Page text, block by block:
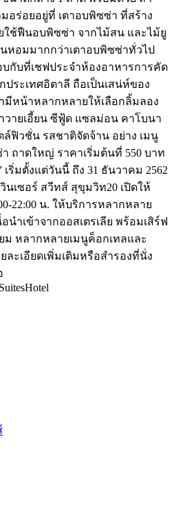
อร่อยอยู่ที่ เตาอบพิซซ่า ที่สร้าง
ใช้ฟืนอบพิซซ่า จากไม้สน และไม้ยู
อมมากกว่าเตาอบพิซซ่าทั่วไป
กับที่เชฟประจำห้องอาหารการคัด
ระเทศอิตาลี ถือเป็นเสน่ห์ของ
หน้าหลากหลายให้เลือกลิ้มลอง
วายเอี้ยน ซีฟู้ด แซลม่อน คาโบนา
ฟิวชั่น รสชาติจัดจ้าน อย่าง เมนู
ถาดใหญ่ ราคาเริ่มต้นที่ 550 บาท
ริ่มตั้งแต่วันนี้ ถึง 31 ธันวาคม 2562
เซอร์ สวีทส์ สุขุมวิท20 เปิดให้
22:00 น. ให้บริการหลากหลาย
นำเข้าจากออสเตรเลีย พร้อมเสิร์ฟ
หลากหลายเมนูค็อกเทลและ
ะเอียดเพิ่มเติมหรือสำรองที่นั่ง